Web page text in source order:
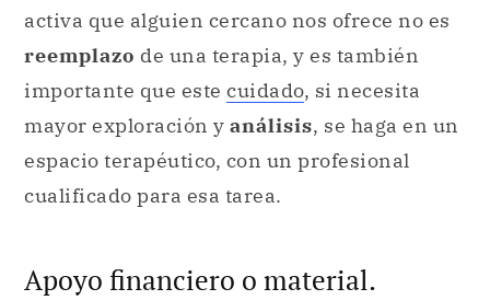
activa que alguien cercano nos ofrece no es
reemplazo de una terapia, y es también
importante que este cuidado, si necesita
mayor exploración y análisis, se haga en un
espacio terapéutico, con un profesional
cualificado para esa tarea.
Apoyo financiero o material.